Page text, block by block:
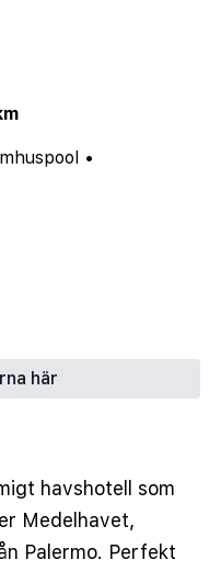
•
här
havshotell som
Medelhavet,
Palermo. Perfekt